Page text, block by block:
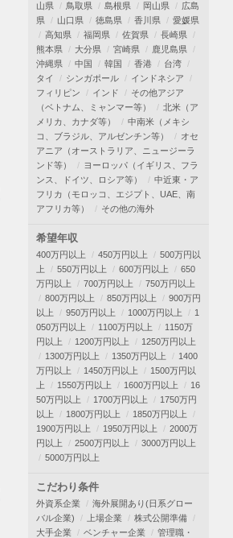
山県
鳥取県 島根県 岡山県
広島
県
山口県 徳島県 香川県
愛媛県
高知県
福岡県 佐賀県
長崎県
熊本県
大分県 宮崎県
鹿児島県
沖縄県
中国 韓国 香港
台湾
タイ
シンガポール
インドネシア
フィリピン
インド
その他アジア
（ベトナム、ミャンマー等）
北米（ア
メリカ、カナダ等）
中南米（メキシ
コ、ブラジル、アルゼンチン等）
オセ
アニア（オーストラリア、ニュージーラ
ンド等）
ヨーロッパ（イギリス、フラ
ンス、ドイツ、ロシア等）
中近東・ア
フリカ（モロッコ、エジプト、UAE、南
アフリカ等）
その他の海外
希望年収
400万円以上 450万円以上
500万円以
上
550万円以上 600万円以上
650
万円以上
700万円以上
750万円以上
800万円以上
850万円以上
900万円
以上
950万円以上 1000万円以上
1
050万円以上
1100万円以上
1150万
円以上
1200万円以上
1250万円以上
1300万円以上
1350万円以上
1400
万円以上
1450万円以上
1500万円以
上
1550万円以上 1600万円以上
16
50万円以上
1700万円以上
1750万円
以上
1800万円以上
1850万円以上
1900万円以上
1950万円以上
2000万
円以上
2500万円以上
3000万円以上
5000万円以上
こだわり条件
外資系企業
海外展開あり(日系グロー
バル企業)
上場企業
株式公開準備
大手企業
ベンチャー企業
管理職・